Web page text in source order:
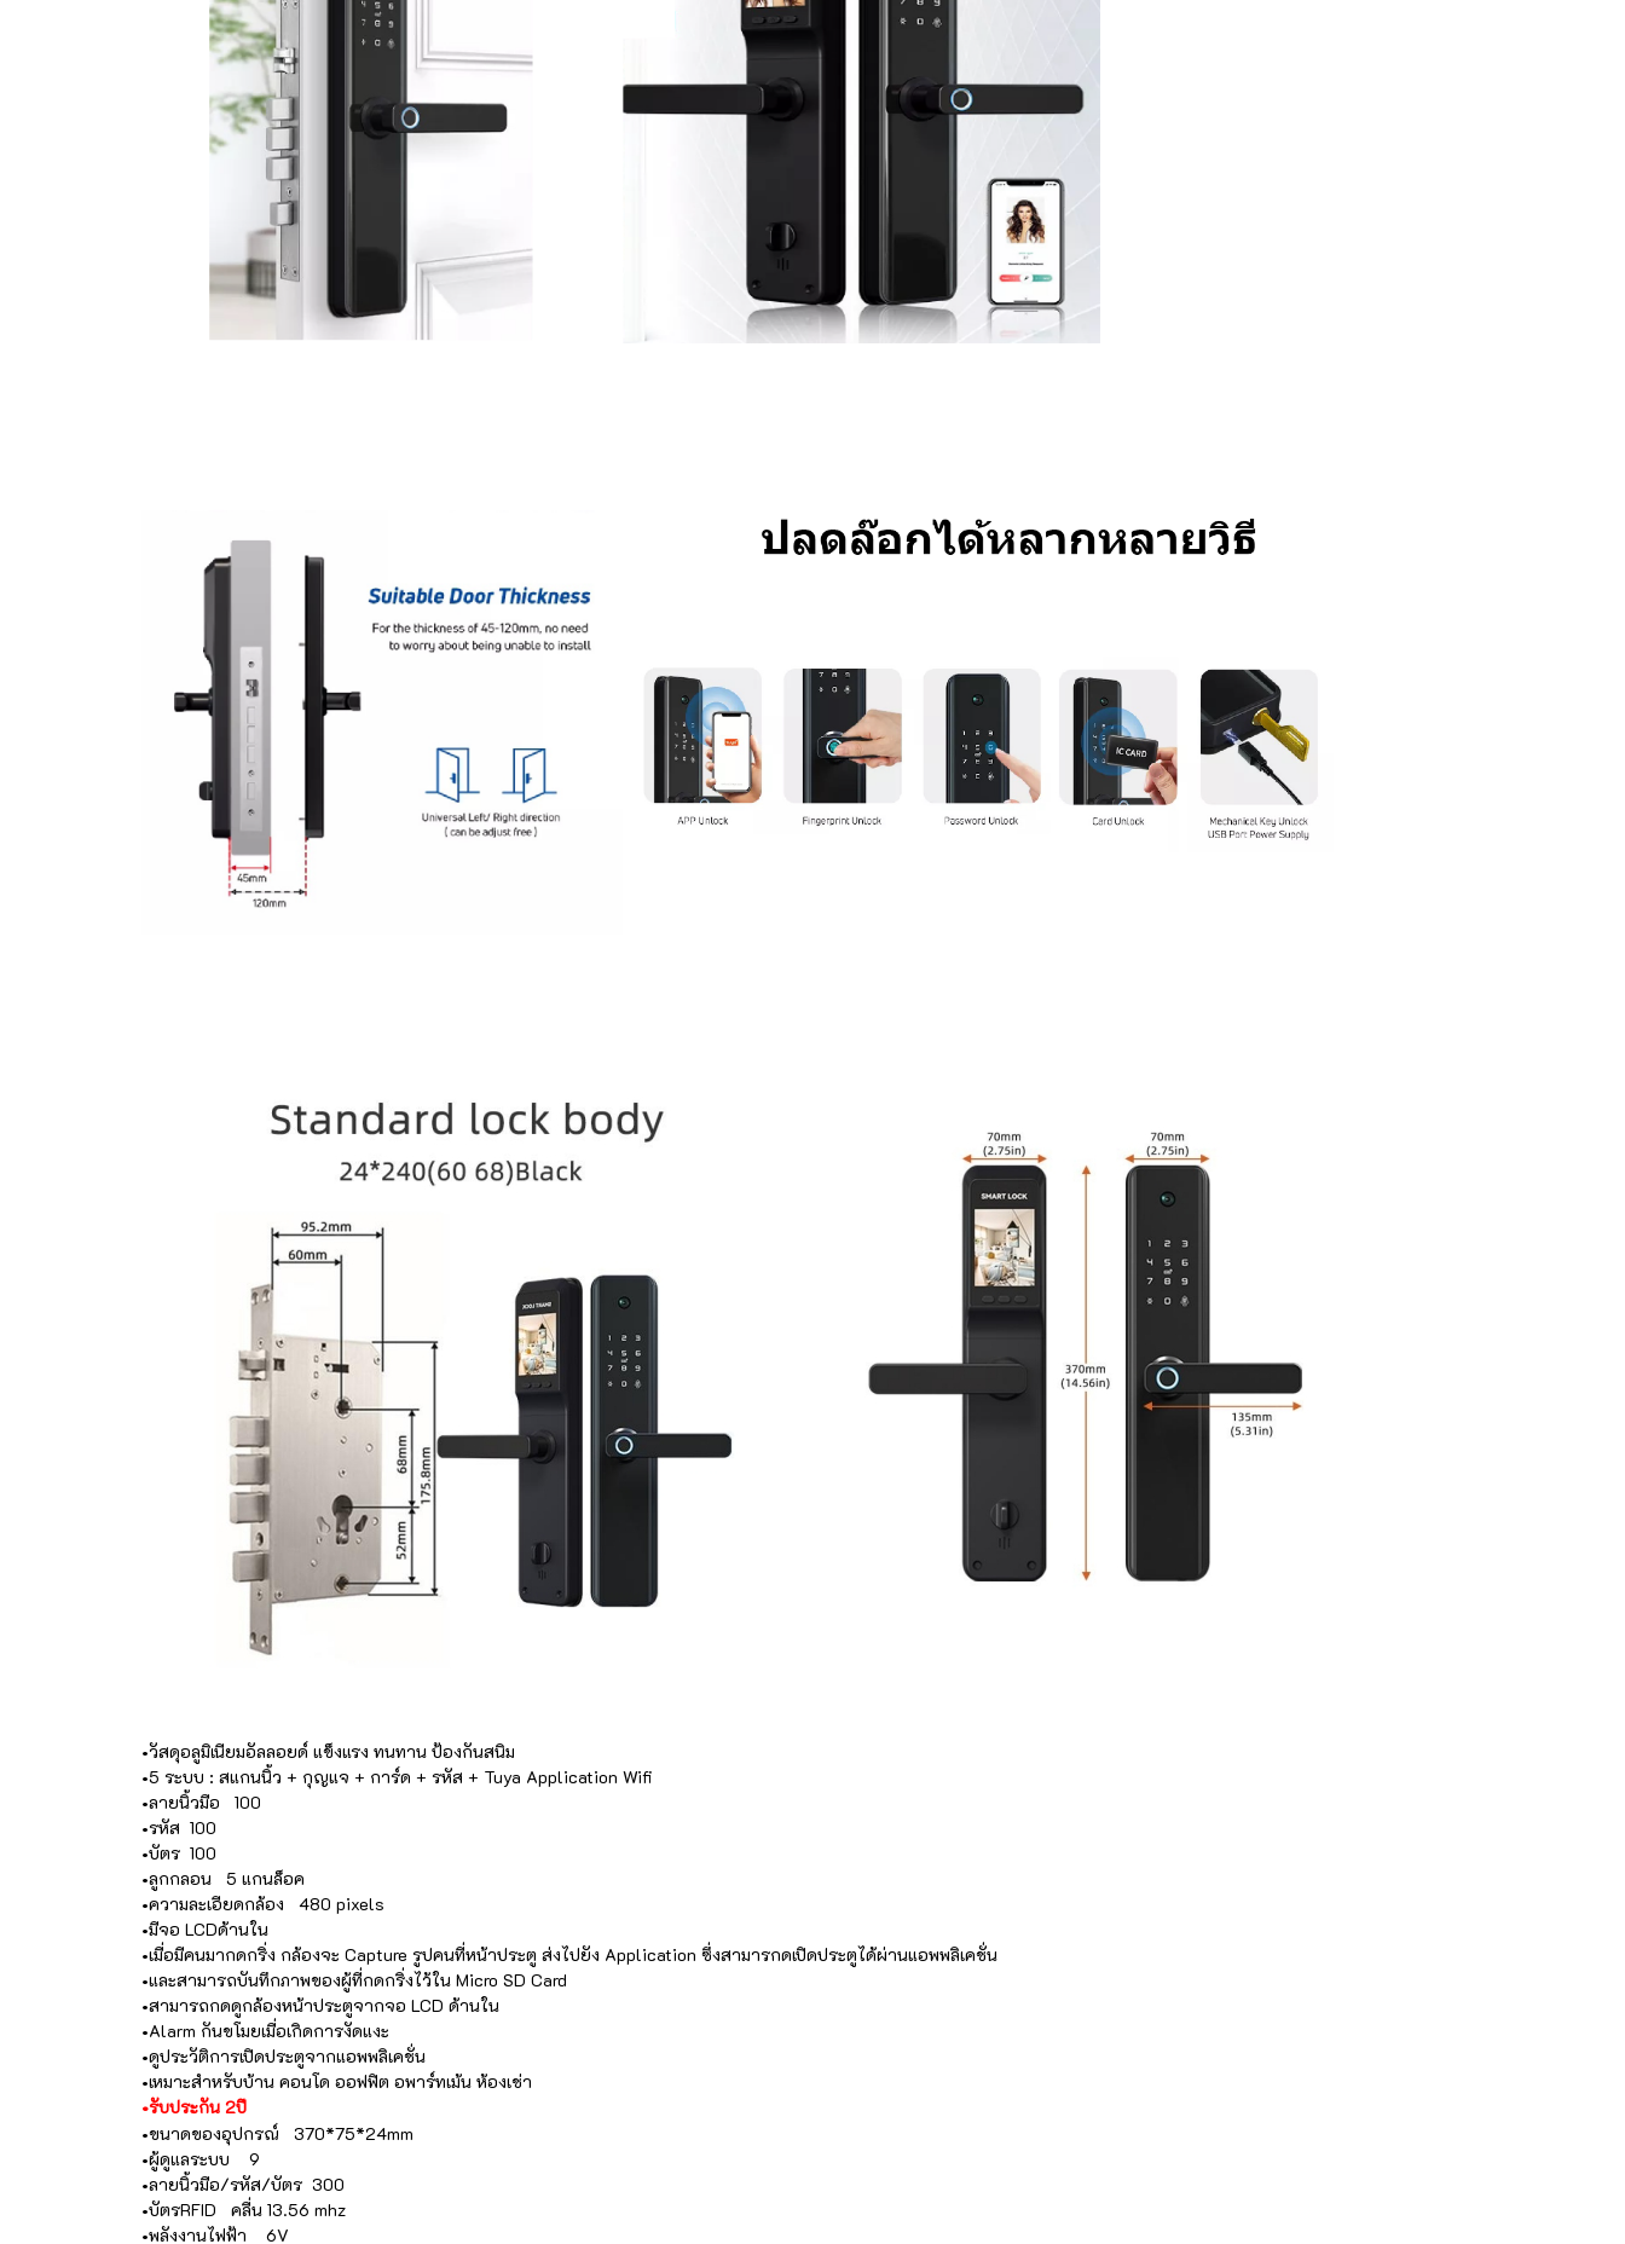
•วัสดุอลูมิเนียมอัลลอยด์ แข็งแรง ทนทาน ป้องกันสนิม
•5 ระบบ : สแกนนิ้ว + กุญแจ + การ์ด + รหัส + Tuya Application Wifi
•ลายนิ้วมือ 100
•รหัส 100
•บัตร 100
•ลูกกลอน 5 แกนล็อค
•ความละเอียดกล้อง 480 pixels
•มีจอ LCDด้านใน
•เมื่อมีคนมากดกริ่ง กล้องจะ Capture รูปคนที่หน้าประตู ส่งไปยัง Application ซึ่งสามารกดเปิดประตูได้ผ่านแอพพลิเคชั่น
•และสามารถบันทึกภาพของผู้ที่กดกริ่งไว้ใน Micro SD Card
•สามารถกดดูกล้องหน้าประตูจากจอ LCD ด้านใน
•Alarm กันขโมยเมื่อเกิดการงัดแงะ
•ดูประวัติการเปิดประตูจากแอพพลิเคชั่น
•เหมาะสำหรับบ้าน คอนโด ออฟฟิต อพาร์ทเม้น ห้องเช่า
•รับประกัน 2ปี
•ขนาดของอุปกรณ์ 370*75*24mm
•ผู้ดูแลระบบ 9
•ลายนิ้วมือ/รหัส/บัตร 300
•บัตรRFID คลื่น 13.56 mhz
•พลังงานไฟฟ้า 6V